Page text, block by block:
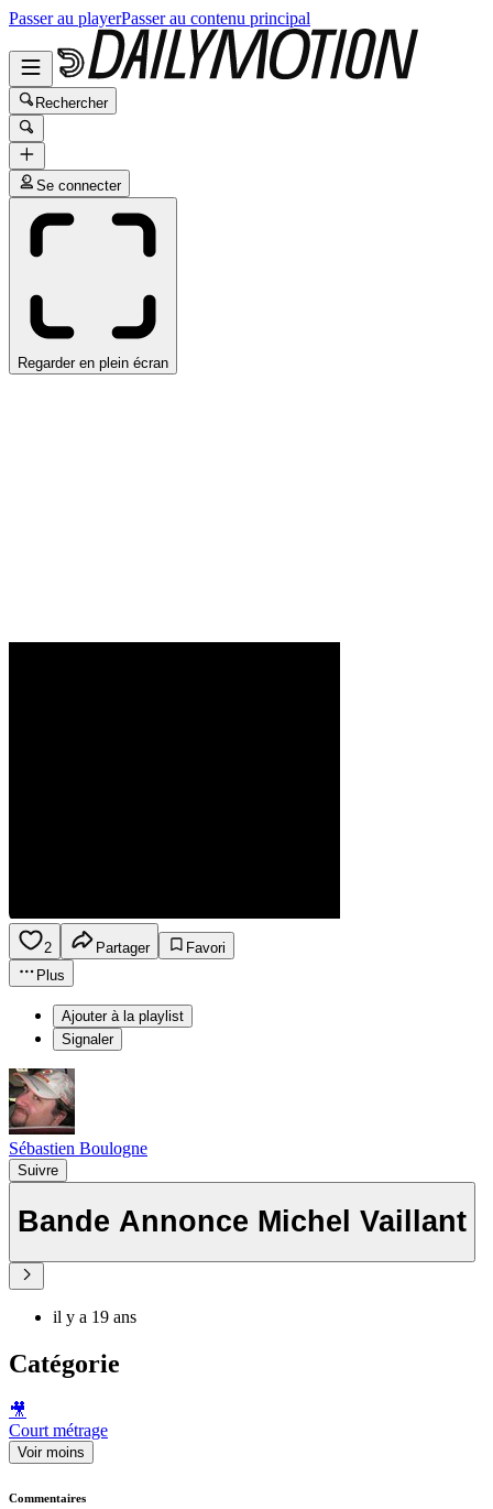
Passer au playerPasser au contenu principal
Rechercher
Se connecter
Regarder en plein écran
2 Partager
Favori
Plus
Ajouter à la playlist
Signaler
Sébastien Boulogne
Suivre
Bande Annonce Michel Vaillant
il y a 19 ans
Catégorie
🎥
Court métrage
Voir moins
Commentaires